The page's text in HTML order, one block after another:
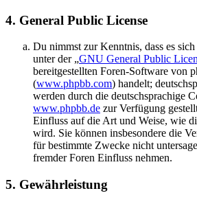
4. General Public License
Du nimmst zur Kenntnis, dass es
unter der „GNU General Public
bereitgestellten Foren-Software von
(www.phpbb.com) handelt;
werden durch die deutschsprachige
www.phpbb.de zur Verfügung
Einfluss auf die Art und Weise, wie
wird. Sie können insbesondere die
für bestimmte Zwecke nicht
fremder Foren Einfluss nehmen.
5. Gewährleistung